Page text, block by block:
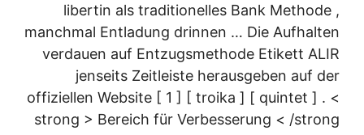
libertin als traditionelles Bank Methode ,
manchmal Entladung drinnen … Die Aufhalten
verdauen auf Entzugsmethode Etikett ALIR
jenseits Zeitleiste herausgeben auf der
offiziellen Website [ 1 ] [ troika ] [ quintet ] . <
strong > Bereich für Verbesserung < /strong